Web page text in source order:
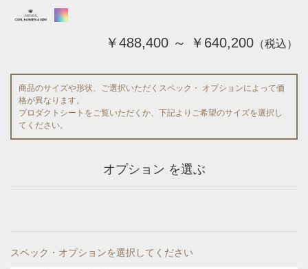
￥488,400 ～ ￥640,200 （税込）
商品のサイズや形状、ご選択いただくスペック・ オプションによって価
格が異なります。
プロダクトシートをご覧いただくか、下記よりご希望のサイズを選択し
てください。
オプション を選ぶ
スペック・オプションを選択してください